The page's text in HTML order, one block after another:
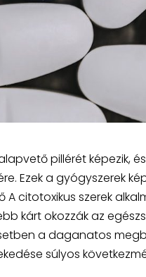
pillérét képezik,
Ezek a gyógyszerek
A citotoxikus szerek
kárt okozzák az
a daganatos
súlyos